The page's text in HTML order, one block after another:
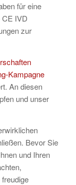
für eine
CE IVD
zur
Kampagne
An diesen
und unser
Bevor Sie
und Ihren